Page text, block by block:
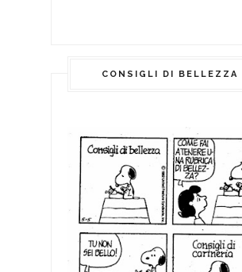
CONSIGLI DI BELLEZZA